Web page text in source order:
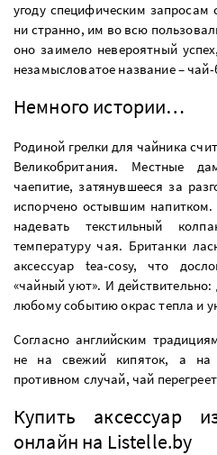
угоду специфическим запросам
ни странно, им во всю
оно заимело невероятный
незамысловатое название –
Немного истории…
Родиной грелки для чайника
Великобритания. Местные
чаепитие, затянувшееся за
испорчено остывшим
надевать текстильный
температуру чая. Британки
аксессуар tea-cosy, что
«чайный уют». И
любому событию окрас тепла и
Согласно английским
не на свежий кипяток, а на
противном случай, чай
Купить аксессуар
онлайн на Listelle.by